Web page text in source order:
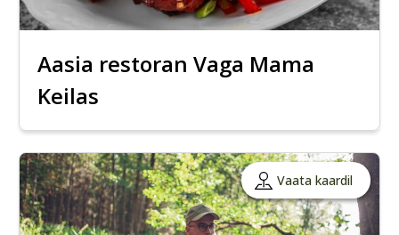
Aasia restoran Vaga Mama
Keilas
Vaata kaardil